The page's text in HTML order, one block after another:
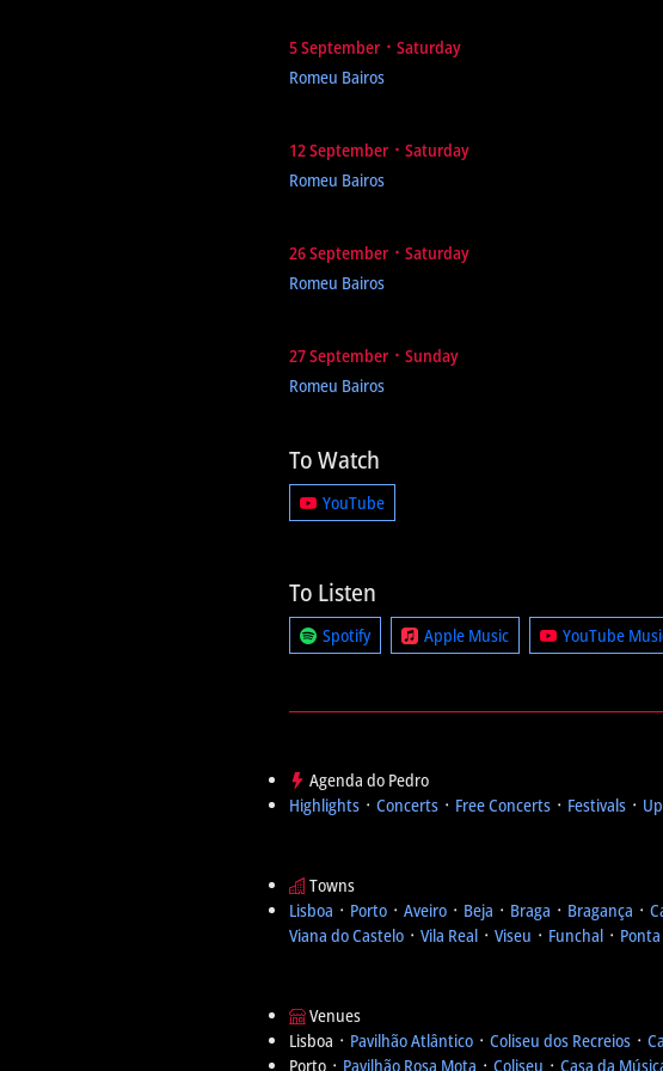
5 September ᛫ Saturday
Romeu Bairos
12 September ᛫ Saturday
Romeu Bairos
26 September ᛫ Saturday
Romeu Bairos
27 September ᛫ Sunday
Romeu Bairos
To Watch
YouTube
To Listen
Spotify Apple Music YouTube
Agenda do Pedro
Highlights ᛫ Concerts ᛫ Free Concerts ᛫ Festivals ᛫
Towns
Lisboa ᛫ Porto ᛫ Aveiro ᛫ Beja ᛫ Braga ᛫ Bragança ᛫
Viana do Castelo ᛫ Vila Real ᛫ Viseu ᛫ Funchal ᛫
Venues
Lisboa ᛫ Pavilhão Atlântico ᛫ Coliseu dos Recreios ᛫
Porto ᛫ Pavilhão Rosa Mota ᛫ Coliseu ᛫ Casa da